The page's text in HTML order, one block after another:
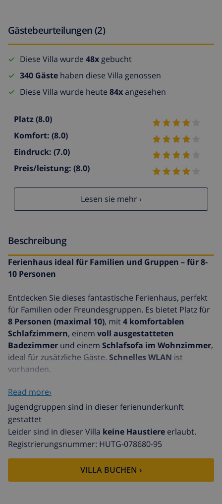
Gästebeurteilungen (2)
Diese Villa wurde 48xgebucht
340 Gäste haben diese Villa genossen
Diese Villa wurde heute 84xangesehen
Platz(8.0)
Komfort: (8.0)
Eindruck: (7.0)
Preis/leistung: (8.0)
Lesen sie mehr ›
Beschreibung
Ferienhaus ideal für Familien und Gruppen – für 8-
10 Personen
Entdecken Sie dieses fantastische Ferienhaus, perfekt
für Familien oder Freundesgruppen. Es bietet Platz für
8 Personen (maximal 10), mit4 komfortablen
Schlafzimmern, einem voll ausgestatteten
Badezimmer und einem Schlafsofa im Wohnzimmer,
ideal für zusätzliche Gäste. Schnelles WLAN ist
vorhanden.
Das Wohnzimmer verfügt über
die SchlafzimmerVentilatorenhaben, die einen
angenehmen Schlaf garantieren. Das Haus wurde
komplett renoviert und bietet allen Komfort für einen
unvergesslichen Aufenthalt.
Draußen finden Sie einen privaten Pool
Parkplätze auf dem Grundstück
Read more›
Jugendgruppen sind in dieser ferienunderkunft
gestattet
Leider sind in dieser Villa keine Haustiere erlaubt.
Registrierungsnummer: HUTG-078680-95
VILLA BUCHEN ›